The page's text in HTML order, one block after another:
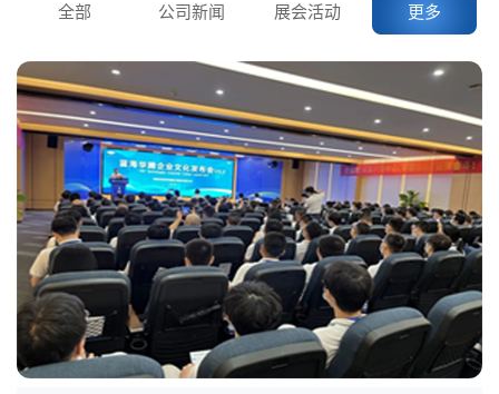
全部 公司新闻 展会活动 更多